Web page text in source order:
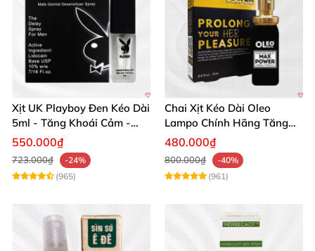
Xịt UK Playboy Đen Kéo Dài
5ml - Tăng Khoái Cảm -
Đặt Ngay
550.000₫
723.000₫
-24%
(965)
Chai Xịt Kéo Dài Oleo
Lampo Chính Hãng Tăng
Cường Sức Mạnh Nam
480.000₫
800.000₫
-40%
(961)